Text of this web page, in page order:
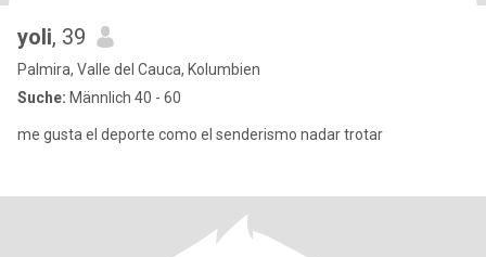
yoli, 39
Palmira, Valle del Cauca, Kolumbien
Suche: Männlich 40 - 60
me gusta el deporte como el senderismo nadar trotar